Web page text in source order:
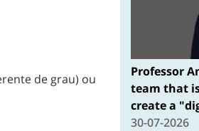
de grau) ou
Professor
team that
create a
30-07-2026